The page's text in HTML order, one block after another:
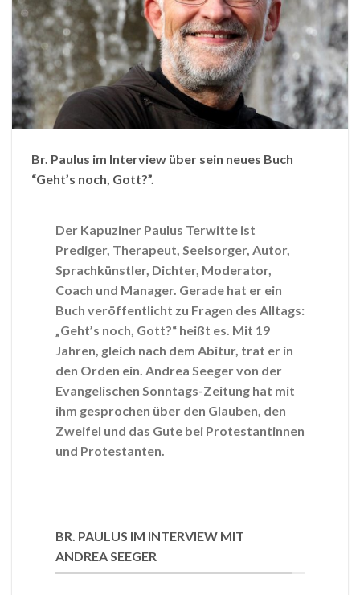
Br. Paulus im Interview über sein neues Buch
“Geht’s noch, Gott?”.
Der Kapuziner Paulus Terwitte ist
Prediger, Therapeut, Seelsorger, Autor,
Sprachkünstler, Dichter, Moderator,
Coach und Manager. Gerade hat er ein
Buch veröffentlicht zu Fragen des Alltags:
„Geht’s noch, Gott?“ heißt es. Mit 19
Jahren, gleich nach dem Abitur, trat er in
den Orden ein. Andrea Seeger von der
Evangelischen Sonntags-Zeitung hat mit
ihm gesprochen über den Glauben, den
Zweifel und das Gute bei Protestantinnen
und Protestanten.
BR. PAULUS IM INTERVIEW MIT
ANDREA SEEGER